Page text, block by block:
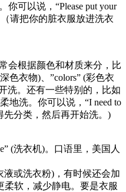
可以说，“Please put your
（请把你的脏衣服放进洗衣
会根据颜色和材质来分，比
色衣物)、”colors” (彩色衣
洗。还有一些特别的，比如
地洗。你可以说，“I need to
先分类，然后再开始洗。)
(洗衣机)。口语里，美国人
液或洗衣粉)，有时候还会加
柔软，减少静电。要是衣服